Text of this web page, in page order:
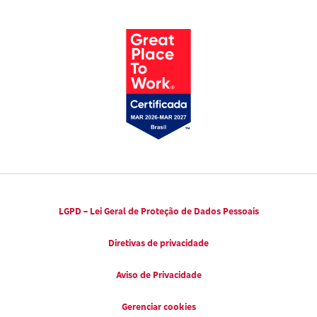
Códigos de Conduta Ética
LGPD – Lei Geral de Proteção de Dados Pessoais
Diretivas de privacidade
Aviso de Privacidade
Gerenciar cookies